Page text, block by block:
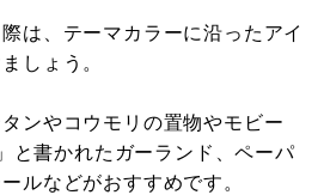
は、テーマカラーに沿ったアイ
しょう。
ンやコウモリの置物やモビー
と書かれたガーランド、ペーパ
ルなどがおすすめです。